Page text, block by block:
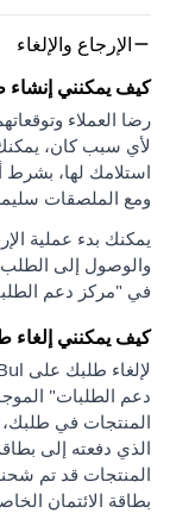
الإرجاع والإلغاء
كيف يمكنني
رضا العملاء
استلامك لها، بشرط
ومع الملصقات
يمكنك بدء عملية
والوصول إلى
في "مركز دعم
كيف يمكنني إلغاء
دعم الطلبات"
المنتجات في طلبك،
الذي دفعته إلى
المنتجات قد تم
بطاقة الائتمان